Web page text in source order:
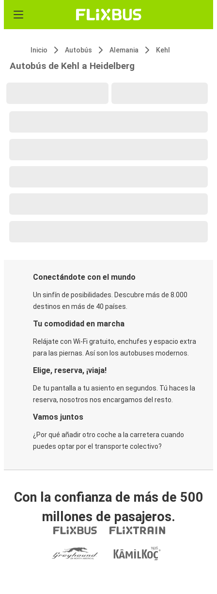
Inicio Autobús Alemania Kehl
Autobús de Kehl a Heidelberg
Conectándote con el mundo
Un sinfín de posibilidades. Descubre más de 8.000
destinos en más de 40 países.
Tu comodidad en marcha
Relájate con Wi-Fi gratuito, enchufes y espacio extra
para las piernas. Así son los autobuses modernos.
Elige, reserva, ¡viaja!
De tu pantalla a tu asiento en segundos. Tú haces la
reserva, nosotros nos encargamos del resto.
Vamos juntos
¿Por qué añadir otro coche a la carretera cuando
puedes optar por el transporte colectivo?
Con la confianza de más de 500
millones de pasajeros.